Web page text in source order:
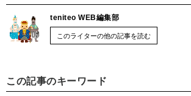
teniteo WEB編集部
このライターの他の記事を読む
この記事のキーワード